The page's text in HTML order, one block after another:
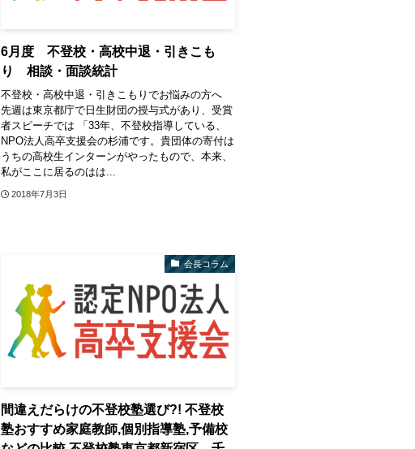
6月度 不登校・高校中退・引きこも
り 相談・面談統計
不登校・高校中退・引きこもりでお悩みの方へ
先週は東京都庁で日生財団の授与式があり、受賞
者スピーチでは 「33年、不登校指導している、
NPO法人高卒支援会の杉浦です。貴団体の寄付は
うちの高校生インターンがやったもので、本来、
私がここに居るのはは...
2018年7月3日
会長コラム
間違えだらけの不登校塾選び?! 不登校
塾おすすめ家庭教師,個別指導塾,予備校